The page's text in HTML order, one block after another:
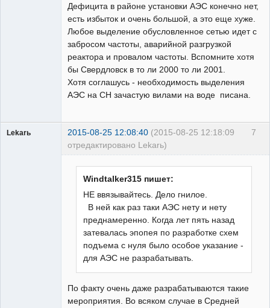
Дефицита в районе установки АЭС конечно нет,
есть избыток и очень большой, а это еще хуже.
Любое выделение обусловленное сетью идет с
забросом частоты, аварийной разгрузкой
реактора и провалом частоты. Вспомните хотя
бы Свердловск в то ли 2000 то ли 2001.
Хотя соглашусь - необходимость выделения
АЭС на СН зачастую вилами на воде писана.
7
Lekarь 2015-08-25 12:08:40 (2015-08-25 12:18:09
отредактировано Lekarь)
Windtalker315 пишет:
НЕ ввязывайтесь. Дело гнилое.
В ней как раз таки АЭС нету и нету
преднамеренно. Когда лет пять назад
затевалась эпопея по разработке схем
подъема с нуля было особое указание -
для АЭС не разрабатывать.
По факту очень даже разрабатываются такие
мероприятия. Во всяком случае в Средней